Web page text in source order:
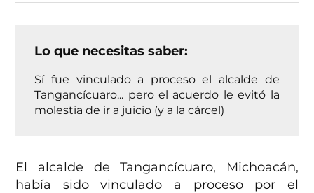
Lo que necesitas saber:
Sí fue vinculado a proceso el alcalde de
Tangancícuaro... pero el acuerdo le evitó la
molestia de ir a juicio (y a la cárcel)
El alcalde de Tangancícuaro, Michoacán,
había sido vinculado a proceso por el